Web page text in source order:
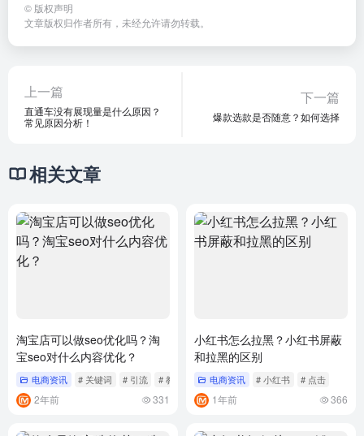
© 版权声明
文章版权归作者所有，未经允许请勿转载。
上一篇
直通车没有展现量是什么原因？
常见原因分析！
下一篇
爆款选款是否随意？如何选择
相关文章
淘宝店可以做seo优化吗？淘
宝seo对什么内容优化？
电商资讯 # 关键词 # 引流 # 教程
2年前 331
小红书怎么拉黑？小红书屏蔽
和拉黑的区别
电商资讯 # 小红书 # 点击
1年前 366